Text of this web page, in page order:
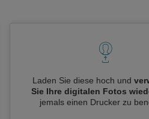
Laden Sie diese hoch und
Sie Ihre digitalen Fotos
jemals einen Drucker zu